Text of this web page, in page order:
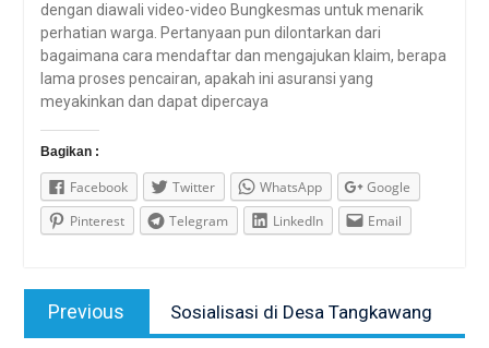
dengan diawali video-video Bungkesmas untuk menarik
perhatian warga. Pertanyaan pun dilontarkan dari
bagaimana cara mendaftar dan mengajukan klaim, berapa
lama proses pencairan, apakah ini asuransi yang
meyakinkan dan dapat dipercaya
Bagikan :
Facebook Twitter WhatsApp
Google
Pinterest
Telegram LinkedIn Email
Post
navigation
Previous
Previous
post:
Sosialisasi di Desa Tangkawang